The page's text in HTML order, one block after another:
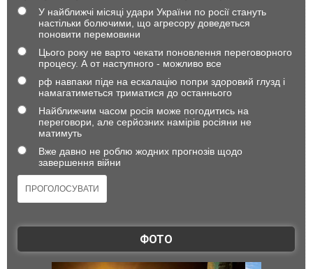
У найближчі місяці удари України по росії стануть
настільки болючими, що агресору доведеться
поновити перемовини
Цього року не варто чекати поновлення переговорного
процесу. А от наступного - можливо все
рф навпаки піде на ескалацію попри здоровий глузд і
намагатиметься триматися до останнього
Найближчим часом росія може погодитись на
переговори, але серйозних намірів росіяни не
матимуть
Вже давно не роблю жодних прогнозів щодо
завершення війни
ФОТО